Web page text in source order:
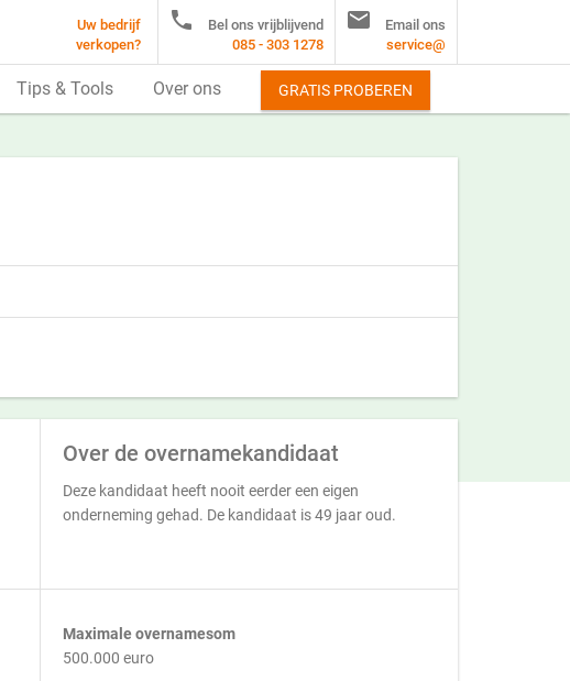
Over de overnamekandidaat
Deze kandidaat heeft nooit eerder een eigen
onderneming gehad. De kandidaat is 49 jaar oud.
Maximale overnamesom
500.000 euro
Uw bedrijf
verkopen?

Bel ons vrijblijvend
085 - 303 1278

Email ons
service@
Tips & Tools Over ons GRATIS PROBEREN